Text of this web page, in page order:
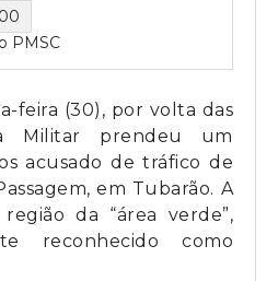
PMSC
feira (30), por volta das
Militar prendeu um
acusado de tráfico de
em Tubarão. A
da “área verde”,
reconhecido como